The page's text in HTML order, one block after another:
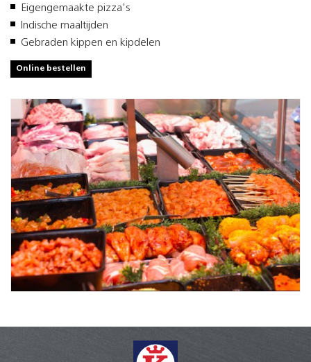
Eigengemaakte pizza's
Indische maaltijden
Gebraden kippen en kipdelen
Online bestellen